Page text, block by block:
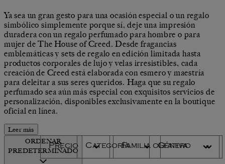
Ya sea un gran gesto para una ocasión especial o un regalo
simbólico simplemente porque sí, deje una impresión
duradera con un regalo perfumado para hombre o para
mujer de The House of Creed. Desde fragancias
emblemáticas y sets de regalo en edición limitada hasta
productos corporales de lujo y velas irresistibles, cada
creación de Creed está elaborada con esmero y maestría
para deleitar a sus seres queridos. Haga que su regalo
perfumado sea aún más especial con exquisitos servicios de
personalización, disponibles exclusivamente en la boutique
oficial en línea.
Leer más
ORDENAR
PREDETERMINADO
Precio CategoríaFamilia olfativa
Género